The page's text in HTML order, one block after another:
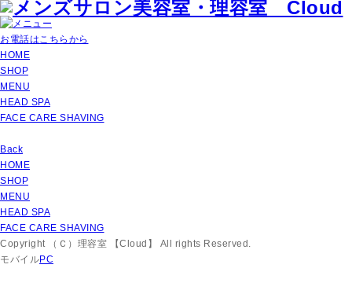
お電話はこちらから
HOME
SHOP
MENU
HEAD SPA
FACE CARE SHAVING
Back
HOME
SHOP
MENU
HEAD SPA
FACE CARE SHAVING
Copyright （Ｃ）理容室 【Cloud】 All rights Reserved.
モバイルPC